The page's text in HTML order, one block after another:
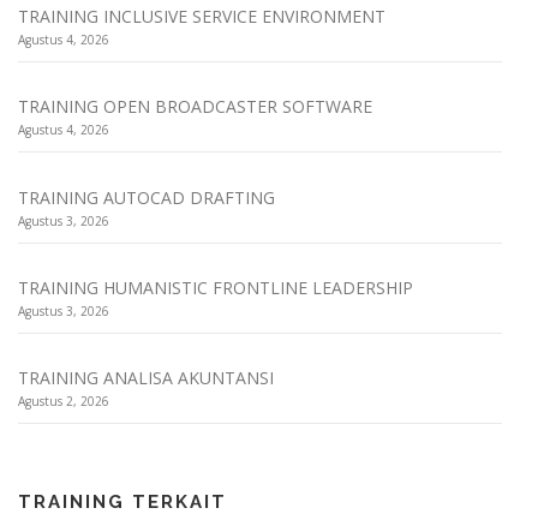
TRAINING INCLUSIVE SERVICE ENVIRONMENT
Agustus 4, 2026
TRAINING OPEN BROADCASTER SOFTWARE
Agustus 4, 2026
TRAINING AUTOCAD DRAFTING
Agustus 3, 2026
TRAINING HUMANISTIC FRONTLINE LEADERSHIP
Agustus 3, 2026
TRAINING ANALISA AKUNTANSI
Agustus 2, 2026
TRAINING TERKAIT